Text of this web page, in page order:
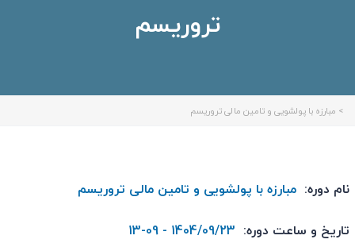
تروریسم
> مبارزه با پولشویی و تامین مالی تروریسم
نام دوره: مبارزه با پولشویی و تامین مالی تروریسم
تاریخ و ساعت دوره: 1404/09/23 - 09-13